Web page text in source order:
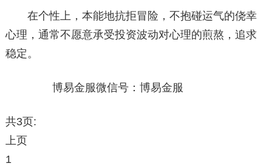
在个性上，本能地抗拒冒险，不抱碰运气的侥幸
心理，通常不愿意承受投资波动对心理的煎熬，追求
稳定。
博易金服微信号：博易金服
共3页:
上页
1